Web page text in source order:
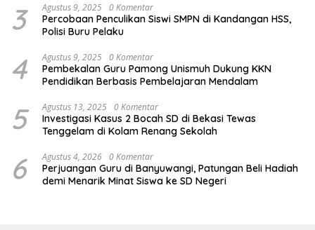
3 Agustus 9, 2025 0 Komentar
Percobaan Penculikan Siswi SMPN di Kandangan HSS,
Polisi Buru Pelaku
4 Agustus 9, 2025 0 Komentar
Pembekalan Guru Pamong Unismuh Dukung KKN
Pendidikan Berbasis Pembelajaran Mendalam
5 Agustus 13, 2025 0 Komentar
Investigasi Kasus 2 Bocah SD di Bekasi Tewas
Tenggelam di Kolam Renang Sekolah
6 Agustus 4, 2026 0 Komentar
Perjuangan Guru di Banyuwangi, Patungan Beli Hadiah
demi Menarik Minat Siswa ke SD Negeri